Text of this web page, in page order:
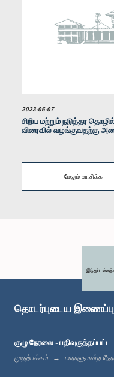
2023-06-07
சிறிய மற்றும் நடுத்தர
விரைவில் வழங்குவதற்கு
மேலும் வாசிக்க
இந்தப்
தொடர்புடைய
குழு நேரலை - பதிவுருத்தப்பட்ட
முதற்பக்கம் பாராளுமன்ற